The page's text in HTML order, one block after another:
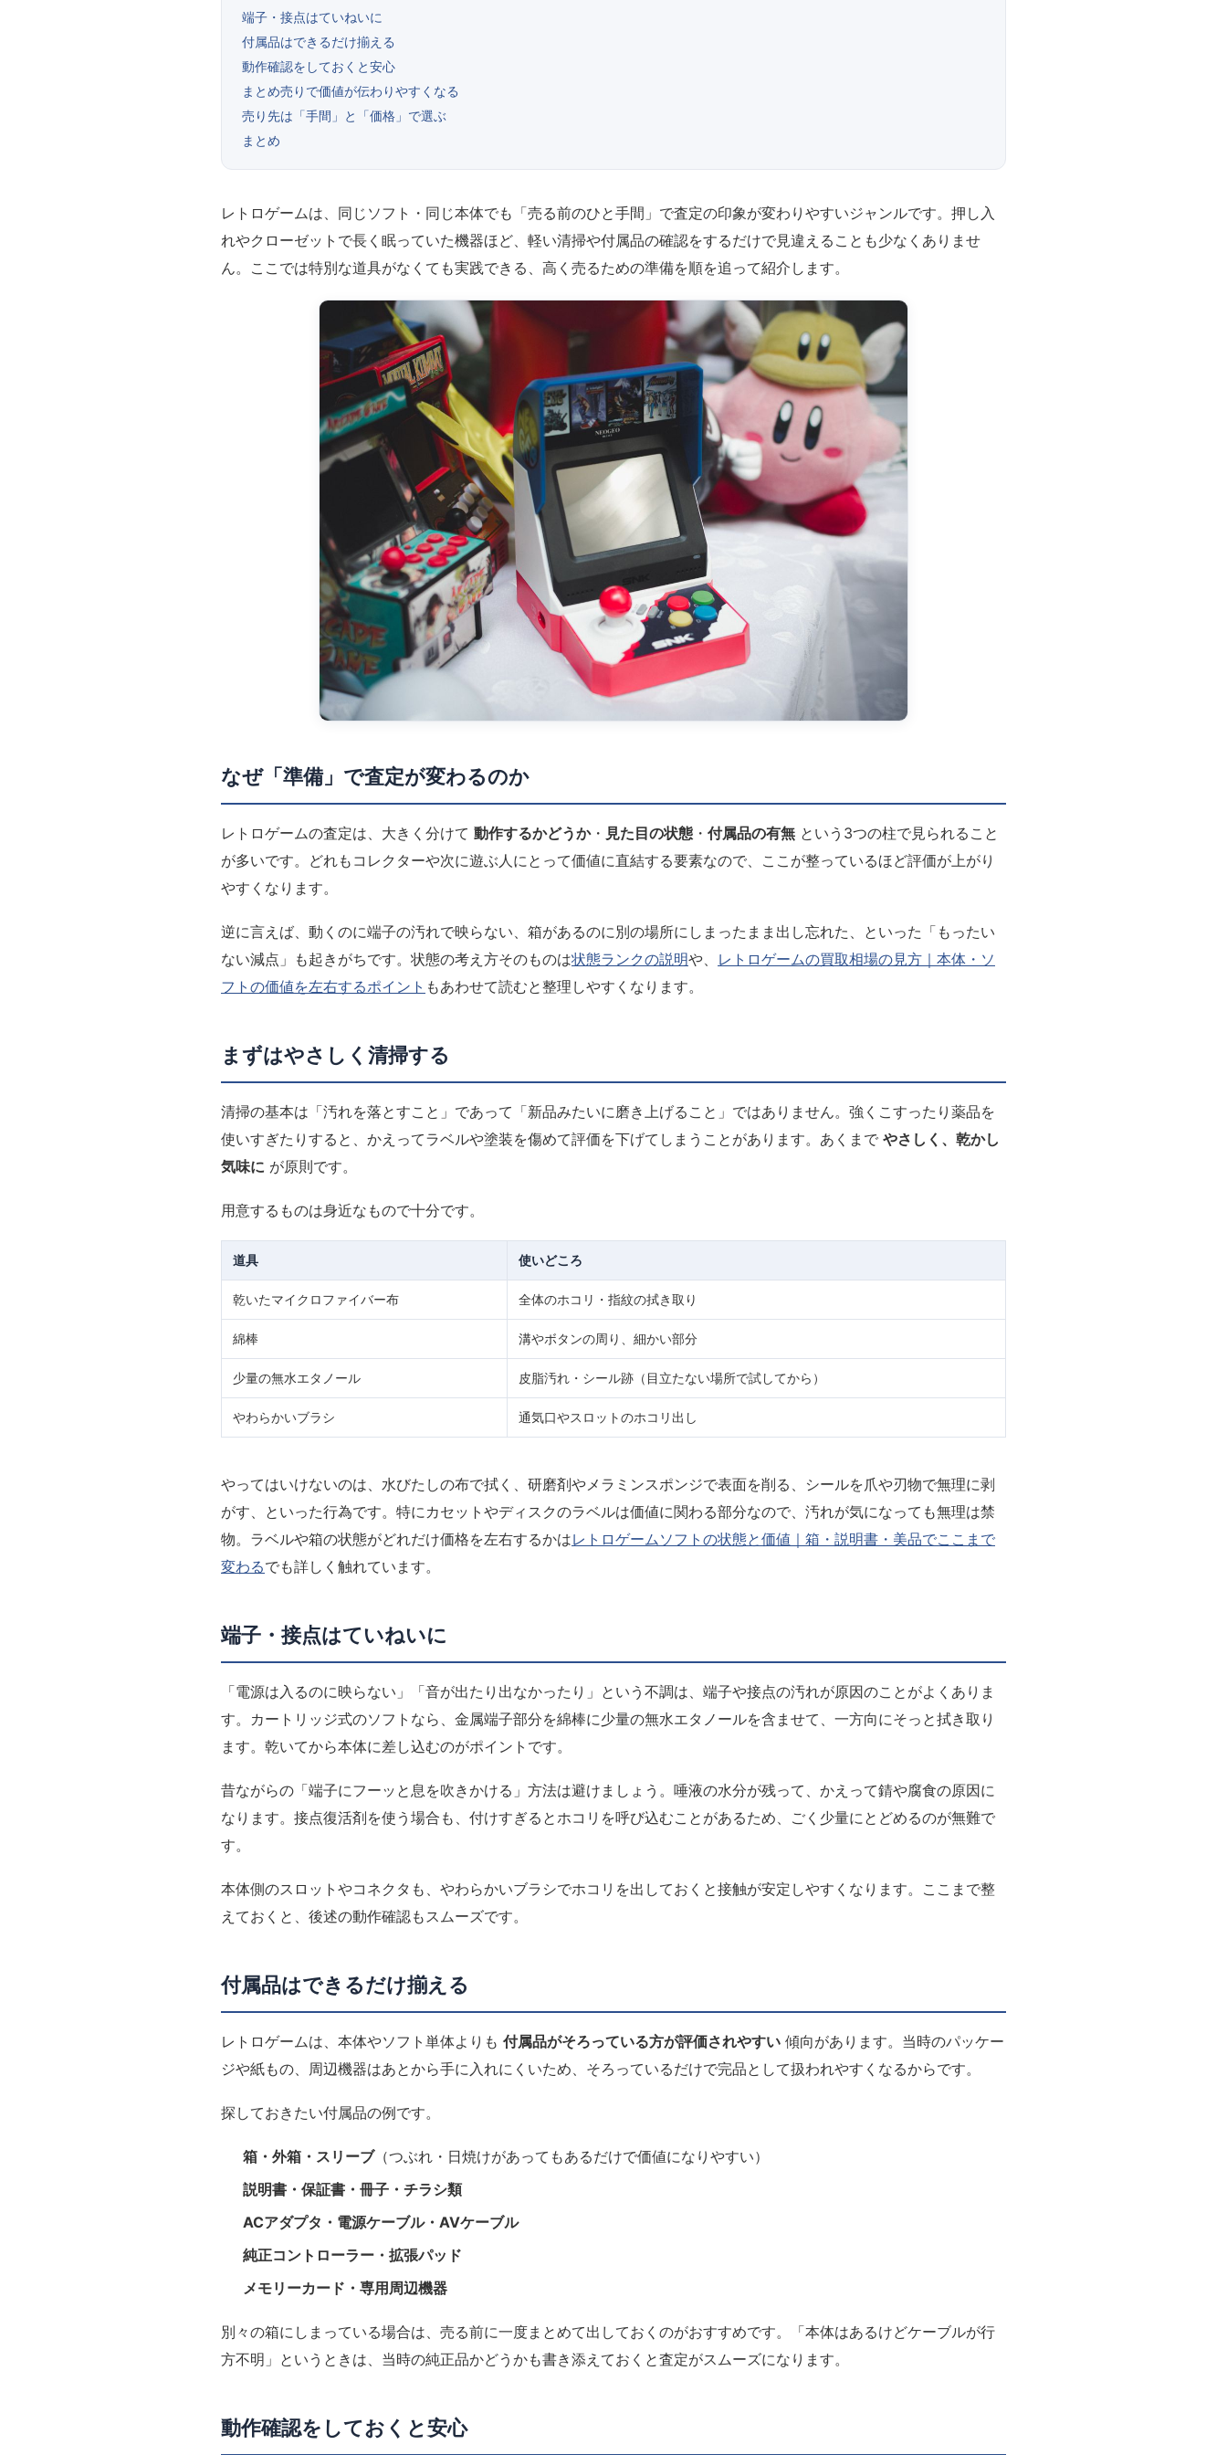
端子・接点はていねいに
付属品はできるだけ揃える
動作確認をしておくと安心
まとめ売りで価値が伝わりやすくなる
売り先は「手間」と「価格」で選ぶ
まとめ
レトロゲームは、同じソフト・同じ本体でも「売る前のひと手間」で査定の印象が変わりやすいジャンルです。押し入
れやクローゼットで長く眠っていた機器ほど、軽い清掃や付属品の確認をするだけで見違えることも少なくありませ
ん。ここでは特別な道具がなくても実践できる、高く売るための準備を順を追って紹介します。
なぜ「準備」で査定が変わるのか
レトロゲームの査定は、大きく分けて 動作するかどうか・ 見た目の状態 ・ 付属品の有無 という3つの柱で見られること
が多いです。どれもコレクターや次に遊ぶ人にとって価値に直結する要素なので、ここが整っているほど評価が上がり
やすくなります。
逆に言えば、動くのに端子の汚れで映らない、箱があるのに別の場所にしまったまま出し忘れた、といった「もったい
ない減点」も起きがちです。状態の考え方そのものは状態ランクの説明や、 レトロゲームの買取相場の見方｜本体・ソ
フトの価値を左右するポイント もあわせて読むと整理しやすくなります。
まずはやさしく清掃する
清掃の基本は「汚れを落とすこと」であって「新品みたいに磨き上げること」ではありません。強くこすったり薬品を
使いすぎたりすると、かえってラベルや塗装を傷めて評価を下げてしまうことがあります。あくまで やさしく、乾かし
気味に が原則です。
用意するものは身近なもので十分です。
道具 使いどころ
乾いたマイクロファイバー布 全体のホコリ・指紋の拭き取り
綿棒 溝やボタンの周り、細かい部分
少量の無水エタノール 皮脂汚れ・シール跡（目立たない場所で試してから）
やわらかいブラシ 通気口やスロットのホコリ出し
やってはいけないのは、水びたしの布で拭く、研磨剤やメラミンスポンジで表面を削る、シールを爪や刃物で無理に剥
がす、といった行為です。特にカセットやディスクのラベルは価値に関わる部分なので、汚れが気になっても無理は禁
物。ラベルや箱の状態がどれだけ価格を左右するかはレトロゲームソフトの状態と価値｜箱・説明書・美品でここまで
変わるでも詳しく触れています。
端子・接点はていねいに
「電源は入るのに映らない」「音が出たり出なかったり」という不調は、端子や接点の汚れが原因のことがよくありま
す。カートリッジ式のソフトなら、金属端子部分を綿棒に少量の無水エタノールを含ませて、一方向にそっと拭き取り
ます。乾いてから本体に差し込むのがポイントです。
昔ながらの「端子にフーッと息を吹きかける」方法は避けましょう。唾液の水分が残って、かえって錆や腐食の原因に
なります。接点復活剤を使う場合も、付けすぎるとホコリを呼び込むことがあるため、ごく少量にとどめるのが無難で
す。
本体側のスロットやコネクタも、やわらかいブラシでホコリを出しておくと接触が安定しやすくなります。ここまで整
えておくと、後述の動作確認もスムーズです。
付属品はできるだけ揃える
レトロゲームは、本体やソフト単体よりも 付属品がそろっている方が評価されやすい 傾向があります。当時のパッケー
ジや紙もの、周辺機器はあとから手に入れにくいため、そろっているだけで完品として扱われやすくなるからです。
探しておきたい付属品の例です。
箱・外箱・スリーブ（つぶれ・日焼けがあってもあるだけで価値になりやすい）
説明書・保証書・冊子・チラシ類
ACアダプタ・電源ケーブル・AVケーブル
純正コントローラー・拡張パッド
メモリーカード・専用周辺機器
別々の箱にしまっている場合は、売る前に一度まとめて出しておくのがおすすめです。「本体はあるけどケーブルが行
方不明」というときは、当時の純正品かどうかも書き添えておくと査定がスムーズになります。
動作確認をしておくと安心